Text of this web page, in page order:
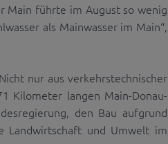
Main führte im August so wenig
als Mainwasser im Main“,
nur aus verkehrstechnischer
Kilometer langen Main-Donau-
den Bau aufgrund
Landwirtschaft und Umwelt im